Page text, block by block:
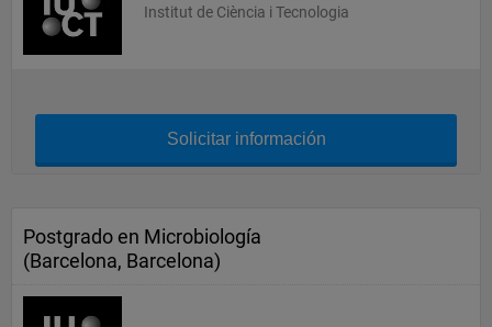
Institut de Ciència i Tecnologia
Solicitar información
Postgrado en Microbiología
(Barcelona, Barcelona)